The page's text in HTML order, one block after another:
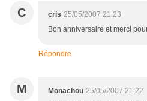
C cris 25/05/2007 21:23
Bon anniversaire et merci
Répondre
M Monachou 25/05/2007 21:22